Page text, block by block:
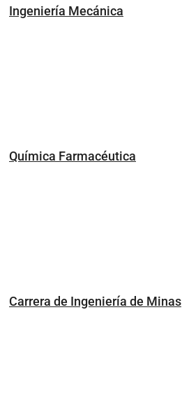
Ingeniería Mecánica
Química Farmacéutica
Carrera de Ingeniería de Minas